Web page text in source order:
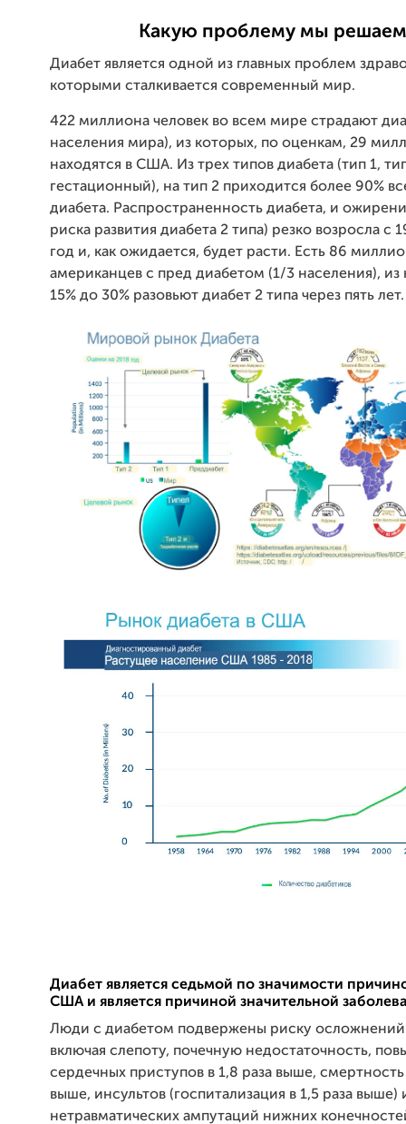
Какую проблему мы
Диабет является одной из главных проблем
которыми сталкивается современный мир.
422 миллиона человек во всем мире страдают
населения мира), из которых, по оценкам, 29
находятся в США. Из трех типов диабета (тип 1,
гестационный), на тип 2 приходится более 90%
диабета. Распространенность диабета, и
риска развития диабета 2 типа) резко возросла с
год и, как ожидается, будет расти. Есть 86
американцев с пред диабетом (1/3 населения), из
15% до 30% разовьют диабет 2 типа через пять лет.
Диабет является седьмой по значимости
США и является причиной значительной
Люди с диабетом подвержены риску осложнений
включая слепоту, почечную недостаточность,
сердечных приступов в 1,8 раза выше, смертность
выше, инсультов (госпитализация в 1,5 раза выше)
нетравматических ампутаций нижних